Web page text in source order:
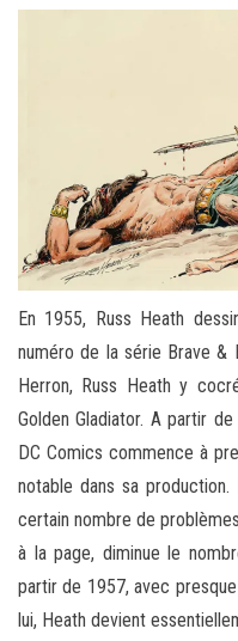
En 1955, Russ Heath
numéro de la série Brave &
Herron, Russ Heath y
Golden Gladiator. A partir
DC Comics commence à
notable dans sa production.
certain nombre de
à la page, diminue le
partir de 1957, avec
lui, Heath devient